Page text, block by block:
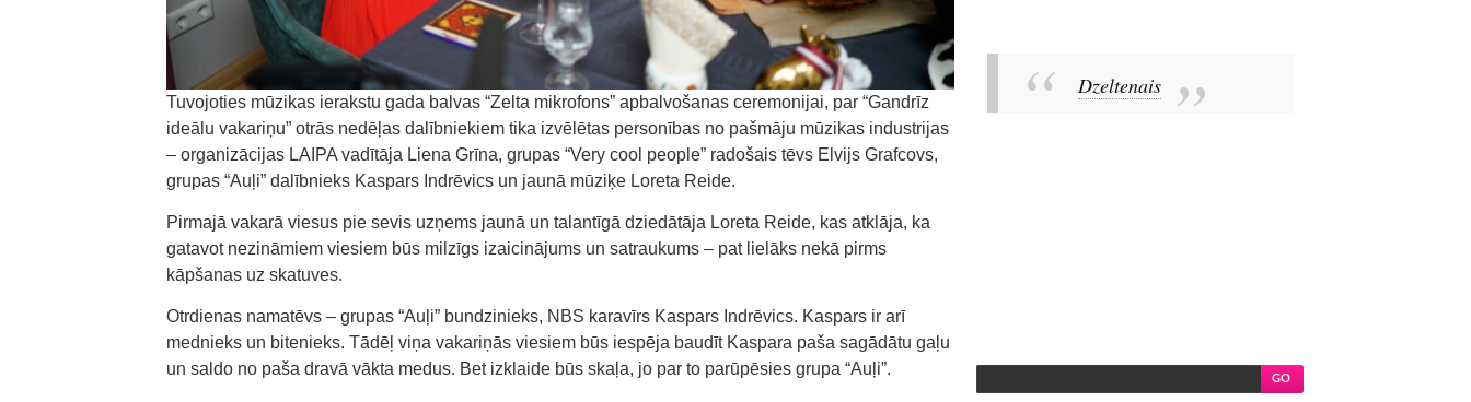
Tuvojoties mūzikas ierakstu gada balvas “Zelta mikrofons” apbalvošanas ceremonijai, par “Gandrīz
ideālu vakariņu” otrās nedēļas dalībniekiem tika izvēlētas personības no pašmāju mūzikas industrijas
– organizācijas LAIPA vadītāja Liena Grīna, grupas “Very cool people” radošais tēvs Elvijs Grafcovs,
grupas “Auļi” dalībnieks Kaspars Indrēvics un jaunā mūziķe Loreta Reide.
Pirmajā vakarā viesus pie sevis uzņems jaunā un talantīgā dziedātāja Loreta Reide, kas atklāja, ka
gatavot nezināmiem viesiem būs milzīgs izaicinājums un satraukums – pat lielāks nekā pirms
kāpšanas uz skatuves.
Otrdienas namatēvs – grupas “Auļi” bundzinieks, NBS karavīrs Kaspars Indrēvics. Kaspars ir arī
mednieks un bitenieks. Tādēļ viņa vakariņās viesiem būs iespēja baudīt Kaspara paša sagādātu gaļu
un saldo no paša dravā vākta medus. Bet izklaide būs skaļa, jo par to parūpēsies grupa “Auļi”.
Dzeltenais